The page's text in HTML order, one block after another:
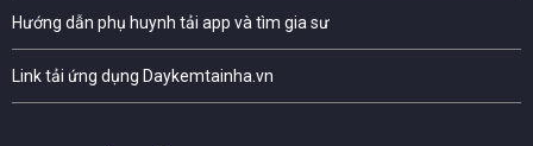
Hướng dẫn phụ huynh tải app và tìm gia sư
Link tải ứng dụng Daykemtainha.vn